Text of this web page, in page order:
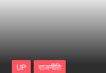
UP राजनीति